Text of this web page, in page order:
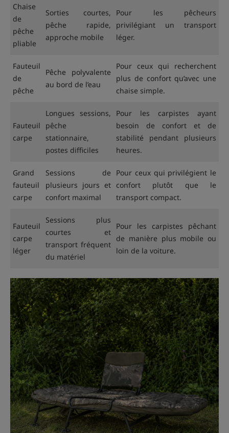
Chaise
de
pêche
pliable
Sorties courtes,
pêche rapide,
approche mobile
Pour les pêcheurs
privilégiant un transport
léger.
Fauteuil
de
pêche
Pêche polyvalente
au bord de l’eau
Pour ceux qui recherchent
plus de confort qu’avec une
chaise simple.
Fauteuil
carpe
Longues sessions,
pêche
stationnaire,
postes difficiles
Pour les carpistes ayant
besoin de confort et de
stabilité pendant plusieurs
heures.
Grand
fauteuil
carpe
Sessions de
plusieurs jours et
confort maximal
Pour ceux qui privilégient le
confort plutôt que le
transport compact.
Fauteuil
carpe
léger
Sessions plus
courtes et
transport fréquent
du matériel
Pour les carpistes pêchant
de manière plus mobile ou
loin de la voiture.